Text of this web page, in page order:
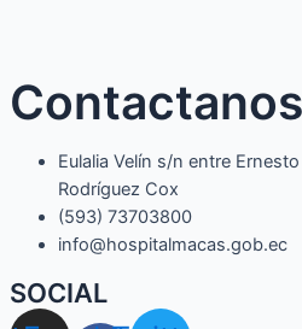
Contactanos
Eulalia Velín s/n entre
Rodríguez Cox
(593) 73703800​
info@hospitalmacas.gob.ec
SOCIAL